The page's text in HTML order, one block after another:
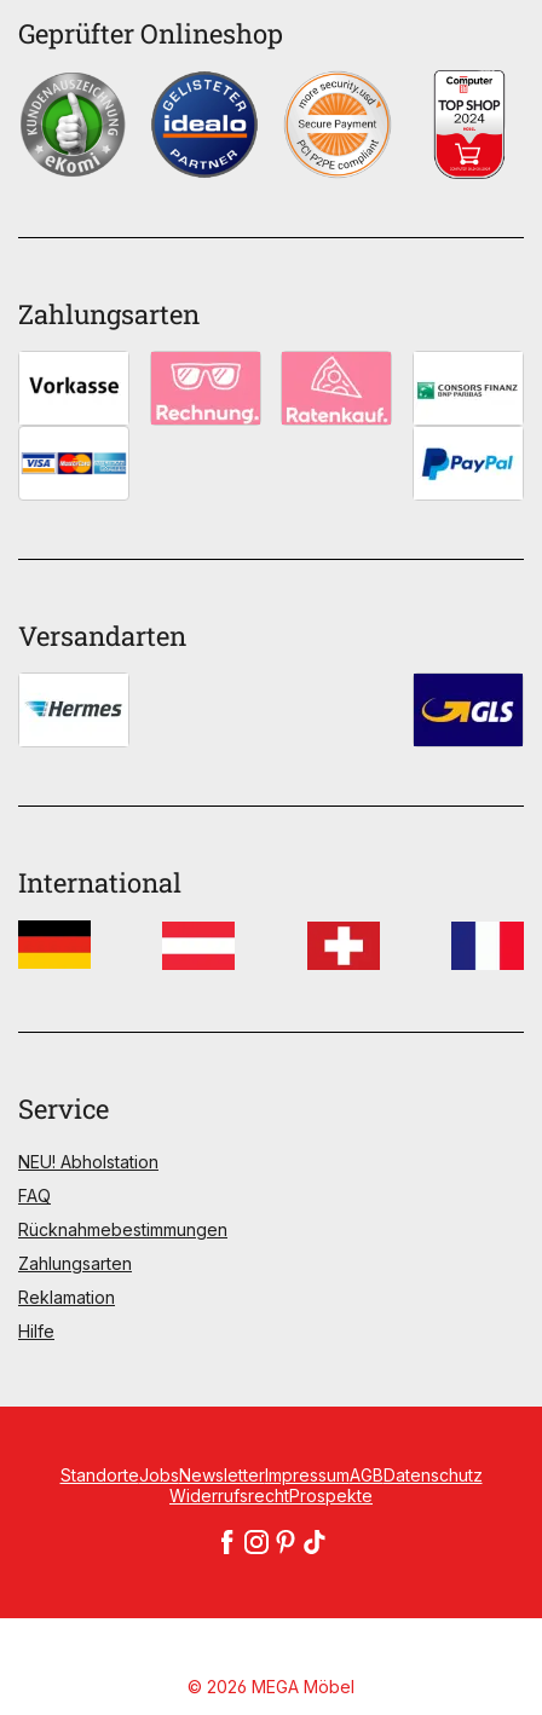
Geprüfter Onlineshop
Zahlungsarten
Versandarten
International
Service
NEU! Abholstation
FAQ
Rücknahmebestimmungen
Zahlungsarten
Reklamation
Hilfe
StandorteJobsNewsletterImpressumAGBDatenschutz
WiderrufsrechtProspekte
© 2026 MEGA Möbel